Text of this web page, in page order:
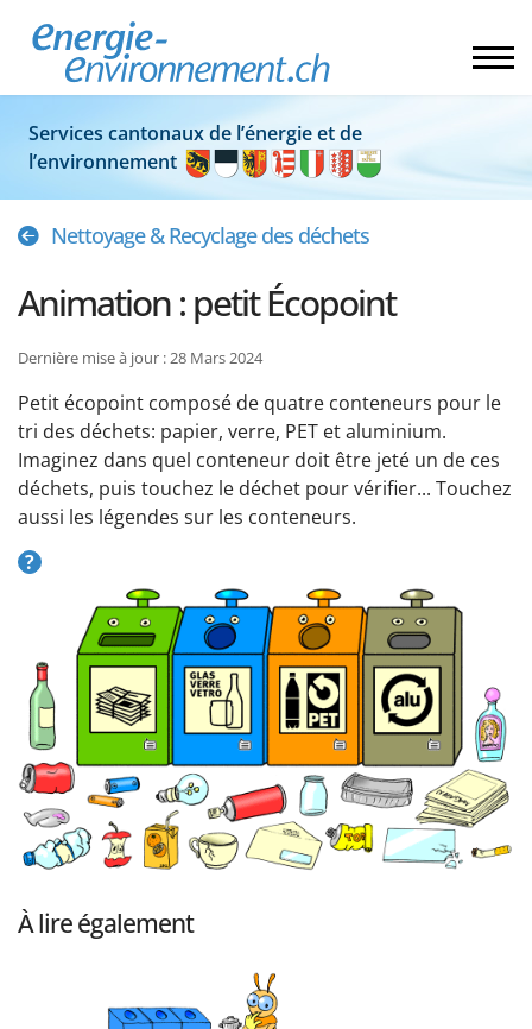
Services cantonaux de l’énergie et de
l’environnement
Nettoyage & Recyclage des déchets
Animation : petit Écopoint
Dernière mise à jour : 28 Mars 2024
Petit écopoint composé de quatre conteneurs pour le
tri des déchets: papier, verre, PET et aluminium.
Imaginez dans quel conteneur doit être jeté un de ces
déchets, puis touchez le déchet pour vérifier... Touchez
aussi les légendes sur les conteneurs.
?
À lire également